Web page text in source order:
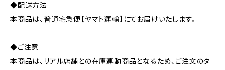
◆配送方法
本商品は、普通宅急便【ヤマト運輸】にてお届けいたします。
◆ご注意
本商品は、リアル店舗との在庫連動商品となるため、ご注文のタ